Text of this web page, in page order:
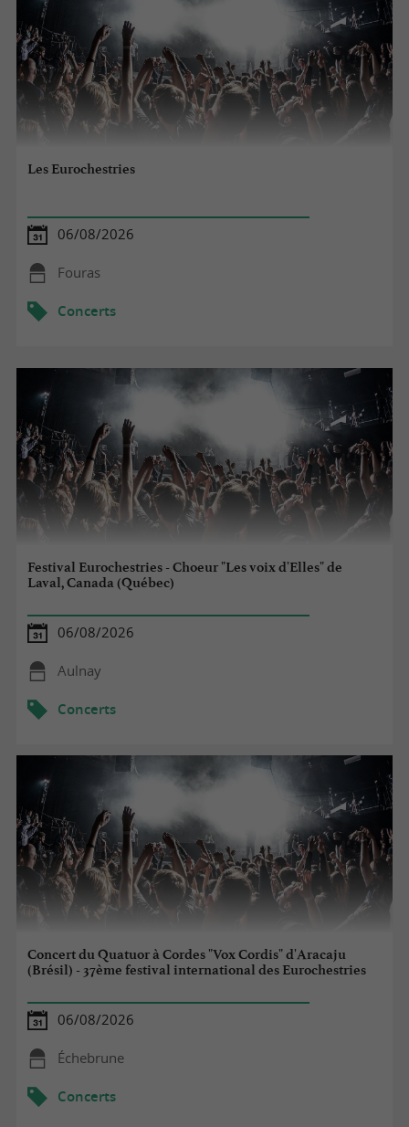
Les Eurochestries
06/08/2026
Fouras
Concerts
Festival Eurochestries - Choeur "Les voix d'Elles" de
Laval, Canada (Québec)
06/08/2026
Aulnay
Concerts
Concert du Quatuor à Cordes "Vox Cordis" d'Aracaju
(Brésil) - 37ème festival international des Eurochestries
06/08/2026
Échebrune
Concerts